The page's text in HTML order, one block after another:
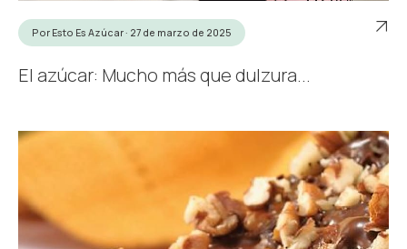
Por Esto Es Azúcar · 27 de marzo de 2025
El azúcar: Mucho más que dulzura...